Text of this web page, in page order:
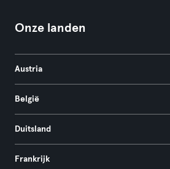
Onze landen
Austria
België
Duitsland
Frankrijk